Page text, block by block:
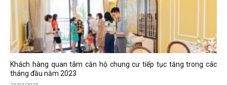
Khách hàng quan tâm căn hộ chung cư tiếp tục tăng trong các
tháng đầu năm 2023